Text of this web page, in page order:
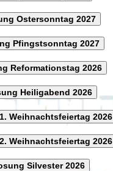
Ostersonntag 2027
Pfingstsonntag 2027
Reformationstag 2026
Heiligabend 2026
Weihnachtsfeiertag 2026
Weihnachtsfeiertag 2026
Silvester 2026